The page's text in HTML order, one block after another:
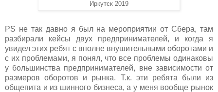
Иркутск 2019
PS не так давно я был на мероприятии от Сбера, там
разбирали кейсы двух предпринимателей, и когда я
увидел этих ребят с вполне внушительными оборотами и
с их проблемами, я понял, что все проблемы одинаковы
у большинства предпринимателей, вне зависимости от
размеров оборотов и рынка. Т.к. эти ребята были из
общепита и из шинного бизнеса, а у меня вообще рынок